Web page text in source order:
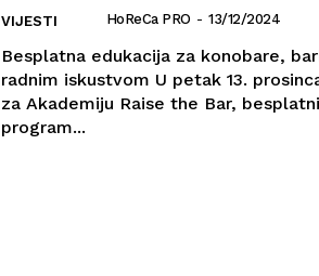
VIJESTI HoReCa PRO - 13/12/2024
Besplatna edukacija za konobare,
radnim iskustvom U petak 13. prosinca otvorene su prijave
za Akademiju Raise the Bar,
program...